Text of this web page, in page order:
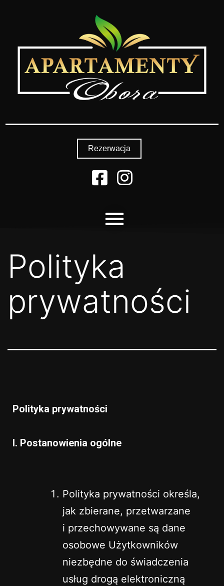
Rezerwacja
Polityka
prywatności
Polityka prywatności
I. Postanowienia ogólne
Polityka prywatności określa,
jak zbierane, przetwarzane
i przechowywane są dane
osobowe Użytkowników
niezbędne do świadczenia
usług drogą elektroniczną